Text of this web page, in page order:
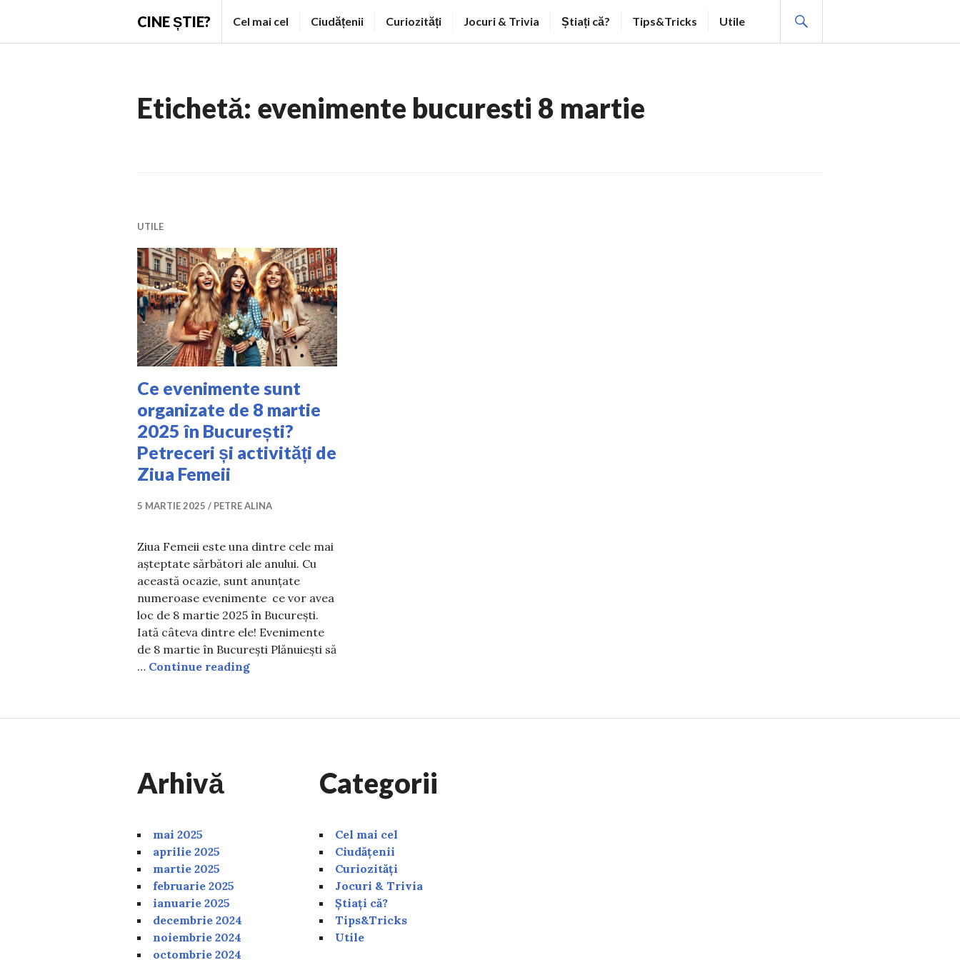
CINE ȘTIE? Cel mai cel Ciudățenii Curiozități Jocuri & Trivia Știați că? Tips&Tricks Utile
Etichetă: evenimente bucuresti 8 martie
UTILE
Ce evenimente sunt
organizate de 8 martie
2025 în București?
Petreceri și activități de
Ziua Femeii
5 MARTIE 2025 PETRE ALINA
Ziua Femeii este una dintre cele mai
așteptate sărbători ale anului. Cu
această ocazie, sunt anunțate
numeroase evenimente ce vor avea
loc de 8 martie 2025 în București.
Iată câteva dintre ele! Evenimente
de 8 martie în București Plănuiești să
… Continue readingCe evenimente sunt organizate de 8 martie 2025 în București? Petreceri și activități de Ziua Femeii
Arhivă
mai 2025
aprilie 2025
martie 2025
februarie 2025
ianuarie 2025
decembrie 2024
noiembrie 2024
octombrie 2024
Categorii
Cel mai cel
Ciudățenii
Curiozități
Jocuri & Trivia
Știați că?
Tips&Tricks
Utile